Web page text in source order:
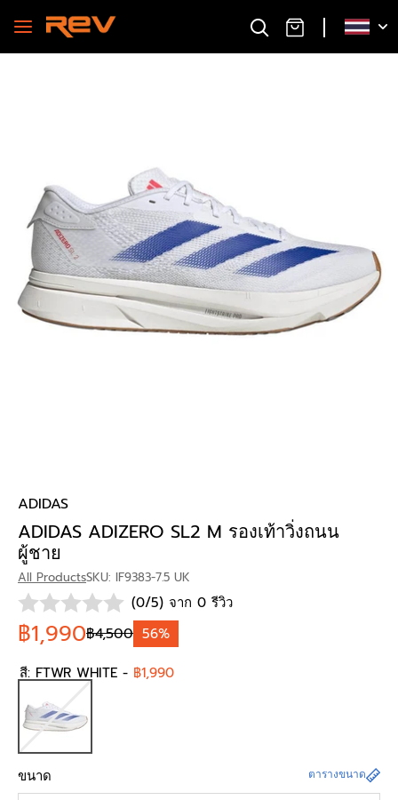
ADIDAS
ADIDAS ADIZERO SL2 M รองเท้าวิ่งถนน
ผู้ชาย
All ProductsSKU: IF9383-7.5 UK
(0/5) จาก 0 รีวิว
฿1,990฿4,500 56%
สี: FTWR WHITE - ฿1,990
ขนาด ตารางขนาด